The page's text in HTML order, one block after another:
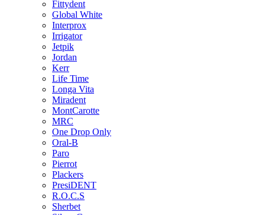
Fittydent
Global White
Interprox
Irrigator
Jetpik
Jordan
Kerr
Life Time
Longa Vita
Miradent
MontCarotte
MRC
One Drop Only
Oral-B
Paro
Pierrot
Plackers
PresiDENT
R.O.C.S
Sherbet